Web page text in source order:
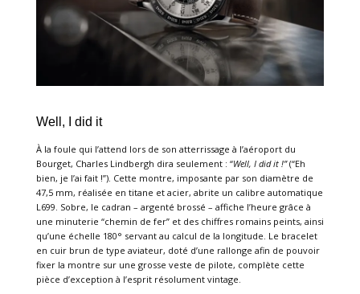
Well, I did it
À la foule qui l’attend lors de son atterrissage à l’aéroport du
Bourget, Charles Lindbergh dira seulement : “Well, I did it !”(“Eh
bien, je l’ai fait !”). Cette montre, imposante par son diamètre de
47,5 mm, réalisée en titane et acier, abrite un calibre automatique
L699. Sobre, le cadran – argenté brossé – affiche l’heure grâce à
une minuterie “chemin de fer” et des chiffres romains peints, ainsi
qu’une échelle 180° servant au calcul de la longitude. Le bracelet
en cuir brun de type aviateur, doté d’une rallonge afin de pouvoir
fixer la montre sur une grosse veste de pilote, complète cette
pièce d’exception à l’esprit résolument vintage.